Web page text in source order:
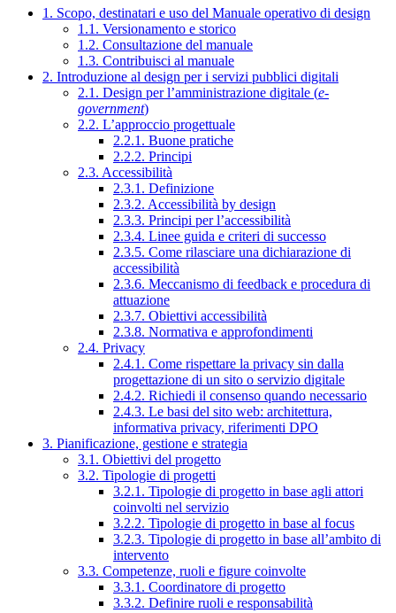
1. Scopo, destinatari e uso del Manuale operativo di design
1.1. Versionamento e storico
1.2. Consultazione del manuale
1.3. Contribuisci al manuale
2. Introduzione al design per i servizi pubblici digitali
2.1. Design per l’amministrazione digitale (e-
government)
2.2. L’approccio progettuale
2.2.1. Buone pratiche
2.2.2. Principi
2.3. Accessibilità
2.3.1. Definizione
2.3.2. Accessibilità by design
2.3.3. Principi per l’accessibilità
2.3.4. Linee guida e criteri di successo
2.3.5. Come rilasciare una dichiarazione di
accessibilità
2.3.6. Meccanismo di feedback e procedura di
attuazione
2.3.7. Obiettivi accessibilità
2.3.8. Normativa e approfondimenti
2.4. Privacy
2.4.1. Come rispettare la privacy sin dalla
progettazione di un sito o servizio digitale
2.4.2. Richiedi il consenso quando necessario
2.4.3. Le basi del sito web: architettura,
informativa privacy, riferimenti DPO
3. Pianificazione, gestione e strategia
3.1. Obiettivi del progetto
3.2. Tipologie di progetti
3.2.1. Tipologie di progetto in base agli attori
coinvolti nel servizio
3.2.2. Tipologie di progetto in base al focus
3.2.3. Tipologie di progetto in base all’ambito di
intervento
3.3. Competenze, ruoli e figure coinvolte
3.3.1. Coordinatore di progetto
3.3.2. Definire ruoli e responsabilità